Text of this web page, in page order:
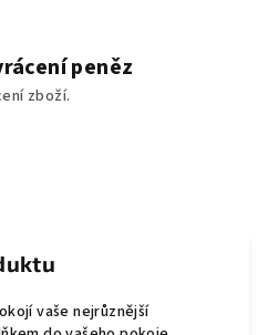
peněz
zboží.
vaše nejrůznější